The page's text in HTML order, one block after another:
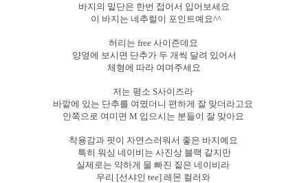
바지의 밑단은 한번 접어서 입어보세요
이 바지는 네추럴이 포인트예요^^
허리는 free 사이즌데요
양옆에 보시면 단추가 두 개씩 달려 있어서
체형에 따라 여며주세요
저는 평소 S사이즈라
바깥에 있는 단추를 여몄더니 편하게 잘 맞더라고요
안쪽으로 여미면 M 입으시는 분들이 잘 맞아요
착용감과 핏이 자연스러워서 좋은 바지예요
특히 워싱 네이비는 사진상 블랙 같지만
실제로는 약하게 물 빠진 짙은 네이비라
우리 [선샤인 tee] 레몬 컬러와